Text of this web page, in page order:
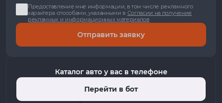
Предоставление мне информации, в том числе рекламного
характера способами, указанными в Согласии на получение
рекламных и информационных материалов
Отправить заявку
Каталог авто у вас в телефоне
Перейти в бот